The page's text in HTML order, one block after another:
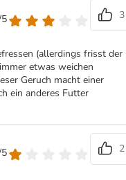
3
(allerdings frisst der
etwas weichen
Geruch macht einer
ein anderes Futter
2